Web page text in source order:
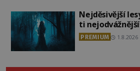
Nejděsivější lesy
ti
PREMIUM 1.8.2026